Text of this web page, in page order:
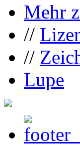
Mehr
//
//
Lupe